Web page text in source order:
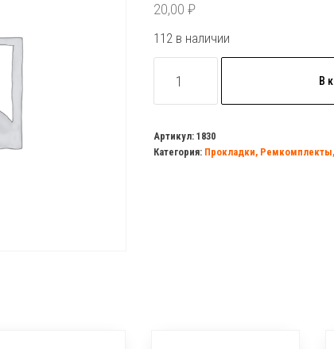
20,00 ₽
112 в наличии
товара
P100
(прокладки
В
Артикул: 1830
Категория: Прокладки,